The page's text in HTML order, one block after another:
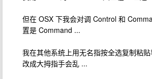
但在 OSX 下我会对调 Control 和
置是 Command ...
我在其他系统上用无名指按全选复制粘
改成大拇指手会乱 ...